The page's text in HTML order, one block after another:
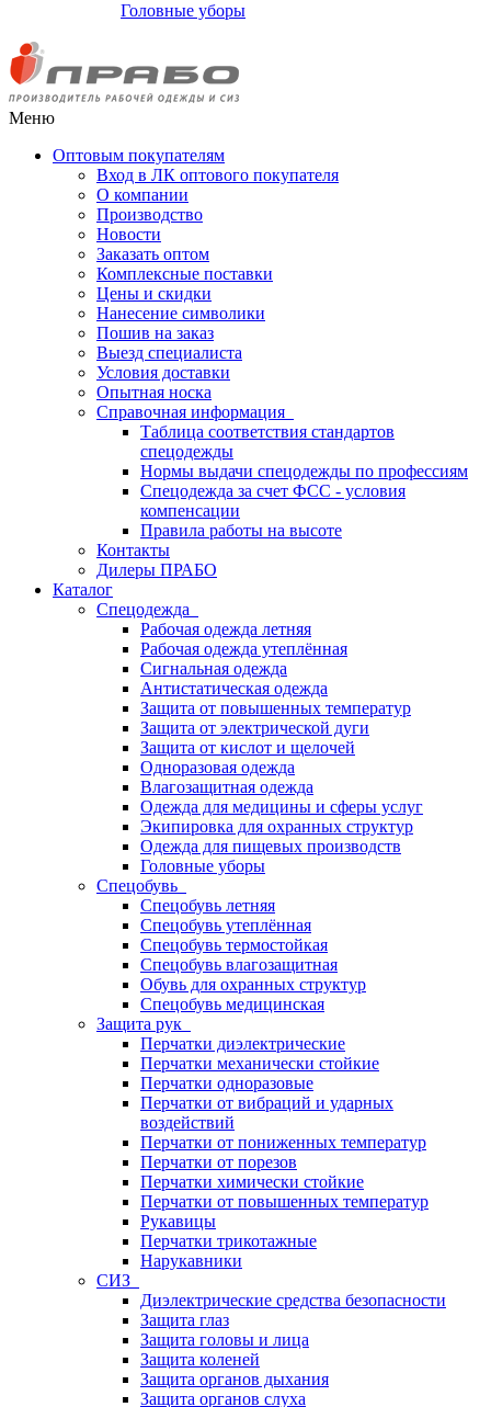
Головные уборы
Меню
Оптовым покупателям
Вход в ЛК оптового покупателя
О компании
Производство
Новости
Заказать оптом
Комплексные поставки
Цены и скидки
Нанесение символики
Пошив на заказ
Выезд специалиста
Условия доставки
Опытная носка
Справочная информация
Таблица соответствия стандартов
спецодежды
Нормы выдачи спецодежды по профессиям
Спецодежда за счет ФСС - условия
компенсации
Правила работы на высоте
Контакты
Дилеры ПРАБО
Каталог
Спецодежда
Рабочая одежда летняя
Рабочая одежда утеплённая
Сигнальная одежда
Антистатическая одежда
Защита от повышенных температур
Защита от электрической дуги
Защита от кислот и щелочей
Одноразовая одежда
Влагозащитная одежда
Одежда для медицины и сферы услуг
Экипировка для охранных структур
Одежда для пищевых производств
Головные уборы
Спецобувь
Спецобувь летняя
Спецобувь утеплённая
Спецобувь термостойкая
Спецобувь влагозащитная
Обувь для охранных структур
Спецобувь медицинская
Защита рук
Перчатки диэлектрические
Перчатки механически стойкие
Перчатки одноразовые
Перчатки от вибраций и ударных
воздействий
Перчатки от пониженных температур
Перчатки от порезов
Перчатки химически стойкие
Перчатки от повышенных температур
Рукавицы
Перчатки трикотажные
Нарукавники
СИЗ
Диэлектрические средства безопасности
Защита глаз
Защита головы и лица
Защита коленей
Защита органов дыхания
Защита органов слуха